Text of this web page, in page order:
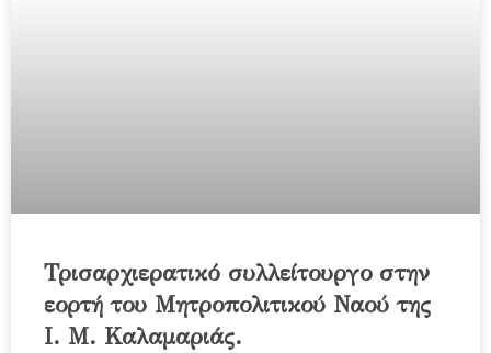
Τρισαρχιερατικό συλλείτουργο στην
εορτή του Μητροπολιτικού Ναού της
Ι. Μ. Καλαμαριάς.